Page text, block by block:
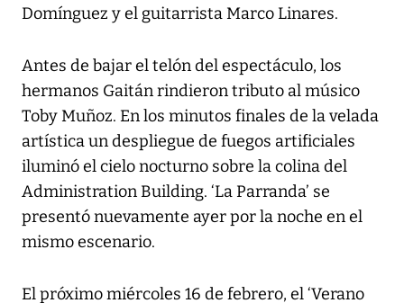
Domínguez y el guitarrista Marco Linares.
Antes de bajar el telón del espectáculo, los
hermanos Gaitán rindieron tributo al músico
Toby Muñoz. En los minutos finales de la velada
artística un despliegue de fuegos artificiales
iluminó el cielo nocturno sobre la colina del
Administration Building. ‘La Parranda’ se
presentó nuevamente ayer por la noche en el
mismo escenario.
El próximo miércoles 16 de febrero, el ‘Verano